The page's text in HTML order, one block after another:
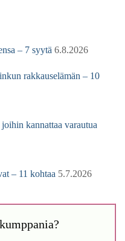
– 7 syytä 6.8.2026
rakkauselämän – 10
kannattaa varautua
– 11 kohtaa 5.7.2026